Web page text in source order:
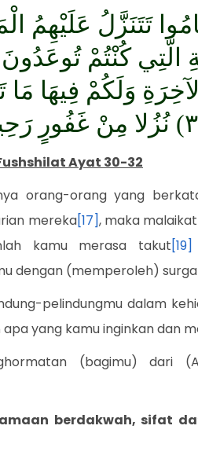
تَتَنَزَّلُ عَلَيْهِمُ
وَلَكُمْ فِيهَا
Ayat 30-32
orang-orang yang
mereka[17], maka
kamu merasa takut[19]
dengan (memperoleh)
pelindungmu dalam
yang kamu inginkan dan
(bagimu) dari
berdakwah, sifat